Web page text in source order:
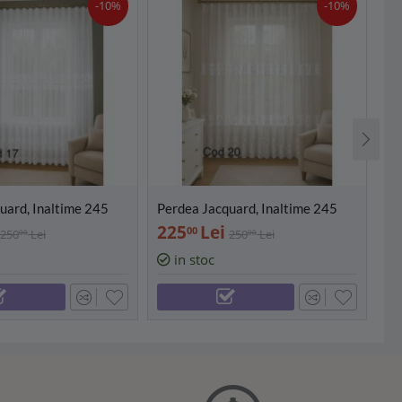
-10%
Inaltime 245
(500/600 cm)
25000 Lei
-10%
Perdea Jacquard, Inaltime 245
cm, Diverse Latimi (500/600 cm)
- PD20
22500 Lei 25000 Lei
in stoc